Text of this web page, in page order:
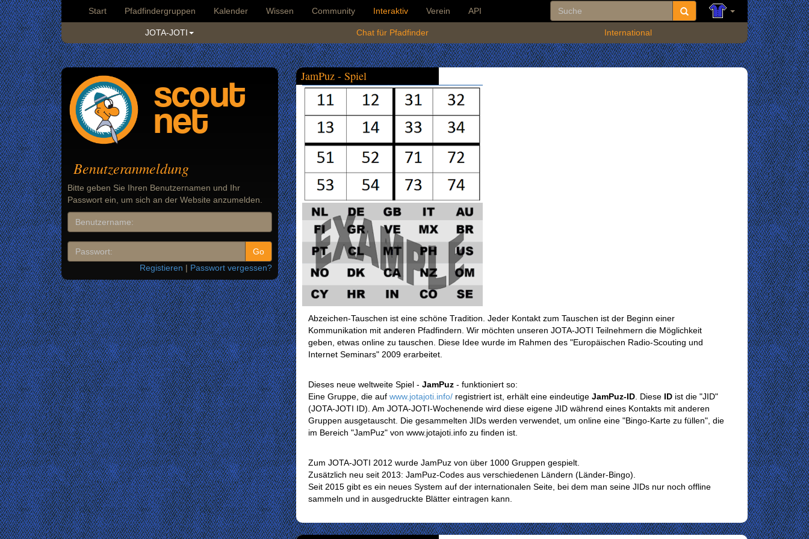
Start Pfadfindergruppen Kalender Wissen Community Interaktiv Verein API
JOTA-JOTI Chat für Pfadfinder International
scout
net
Benutzeranmeldung
Bitte geben Sie Ihren Benutzernamen und Ihr
Passwort ein, um sich an der Website anzumelden.
Registieren | Passwort vergessen?
JamPuz - Spiel
Abzeichen-Tauschen ist eine schöne Tradition. Jeder Kontakt zum Tauschen ist der Beginn einer
Kommunikation mit anderen Pfadfindern. Wir möchten unseren JOTA-JOTI Teilnehmern die Möglichkeit
geben, etwas online zu tauschen. Diese Idee wurde im Rahmen des "Europäischen Radio-Scouting und
Internet Seminars" 2009 erarbeitet.
Dieses neue weltweite Spiel - JamPuz - funktioniert so:
Eine Gruppe, die auf www.jotajoti.info/ registriert ist, erhält eine eindeutige JamPuz-ID . Diese ID ist die "JID"
(JOTA-JOTI ID). Am JOTA-JOTI-Wochenende wird diese eigene JID während eines Kontakts mit anderen
Gruppen ausgetauscht. Die gesammelten JIDs werden verwendet, um online eine "Bingo-Karte zu füllen", die
im Bereich "JamPuz" von www.jotajoti.info zu finden ist.
Zum JOTA-JOTI 2012 wurde JamPuz von über 1000 Gruppen gespielt.
Zusätzlich neu seit 2013: JamPuz-Codes aus verschiedenen Ländern (Länder-Bingo).
Seit 2015 gibt es ein neues System auf der internationalen Seite, bei dem man seine JIDs nur noch offline
sammeln und in ausgedruckte Blätter eintragen kann.